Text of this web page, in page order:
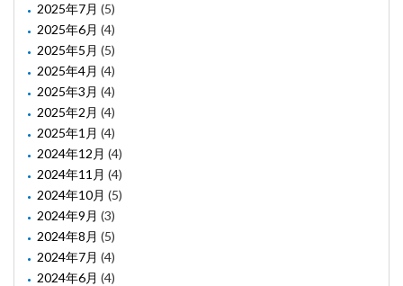
2025年7月 (5)
2025年6月 (4)
2025年5月 (5)
2025年4月 (4)
2025年3月 (4)
2025年2月 (4)
2025年1月 (4)
2024年12月 (4)
2024年11月 (4)
2024年10月 (5)
2024年9月 (3)
2024年8月 (5)
2024年7月 (4)
2024年6月 (4)